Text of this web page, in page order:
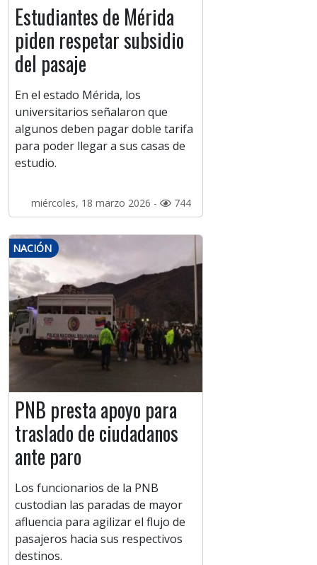
Estudiantes de Mérida
piden respetar subsidio
del pasaje
En el estado Mérida, los
universitarios señalaron que
algunos deben pagar doble tarifa
para poder llegar a sus casas de
estudio.
miércoles, 18 marzo 2026 - 744
NACIÓN
PNB presta apoyo para
traslado de ciudadanos
ante paro
Los funcionarios de la PNB
custodian las paradas de mayor
afluencia para agilizar el flujo de
pasajeros hacia sus respectivos
destinos.